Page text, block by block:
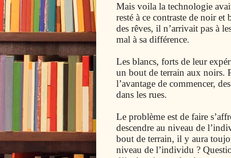
Mais voila la technologie
resté à ce contraste de noir
des rêves, il n’arrivait pas à
mal à sa différence.
Les blancs, forts de leur
un bout de terrain aux noirs.
l’avantage de commencer,
dans les rues.
Le problème est de faire
descendre au niveau de
bout de terrain, il y aura
niveau de l’individu ?